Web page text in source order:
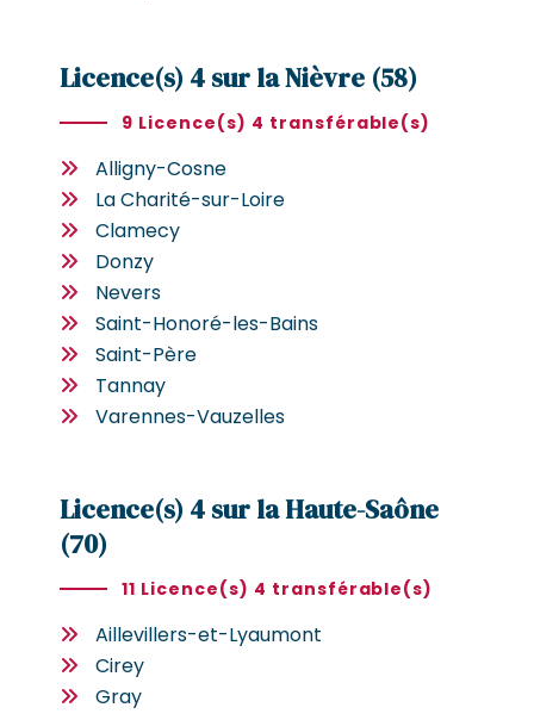
Licence(s) 4 sur la Nièvre (58)
9 Licence(s) 4 transférable(s)
Alligny-Cosne
La Charité-sur-Loire
Clamecy
Donzy
Nevers
Saint-Honoré-les-Bains
Saint-Père
Tannay
Varennes-Vauzelles
Licence(s) 4 sur la Haute-Saône
(70)
11 Licence(s) 4 transférable(s)
Aillevillers-et-Lyaumont
Cirey
Gray